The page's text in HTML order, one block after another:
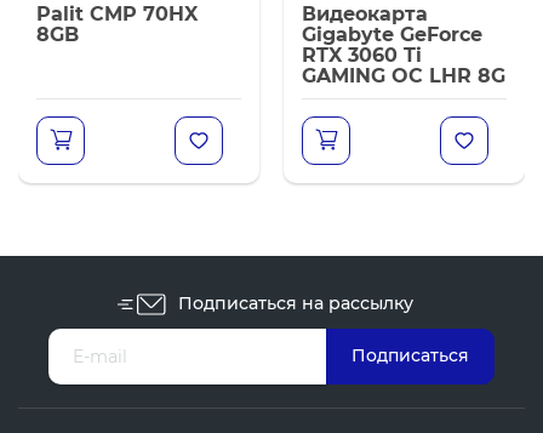
Palit CMP 70HX
8GB
Видеокарта
Gigabyte GeForce
RTX 3060 Ti
GAMING OC LHR 8G
Подписаться на рассылку